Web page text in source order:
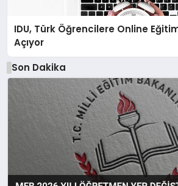
IDU, Türk Öğrencilere Online
Açıyor
Son Dakika